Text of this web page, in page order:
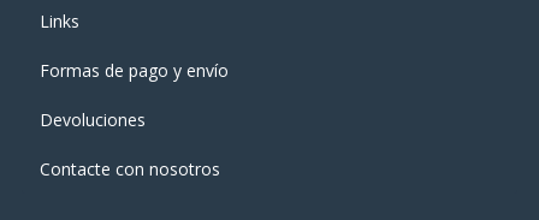
Links
Formas de pago y enví­o
Devoluciones
Contacte con nosotros